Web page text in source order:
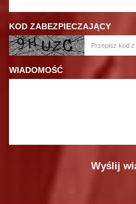
KOD ZABEZPIECZAJĄCY
WIADOMOŚĆ